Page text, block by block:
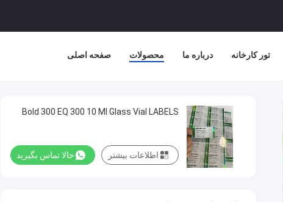
صفحه اصلی محصولات درباره ما تور کارخانه
Bold 300 EQ 300 10 Ml Glass Vial LABELS
حالا تماس بگیرید اطلاعات بیشتر